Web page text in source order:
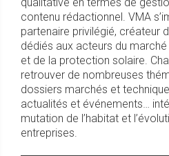
contenu rédactionnel. VMA
partenaire privilégié, créateur
dédiés aux acteurs du
et de la protection solaire.
retrouver de nombreuses
dossiers marchés et
actualités et événements…
mutation de l’habitat et
entreprises.